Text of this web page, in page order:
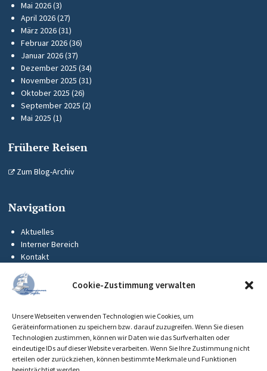
Cookie-Zustimmung verwalten
Unsere Webseiten verwenden Technologien wie Cookies, um
Geräteinformationen zu speichern bzw. darauf zuzugreifen. Wenn Sie diesen
Technologien zustimmen, können wir Daten wie das Surfverhalten oder
eindeutige IDs auf dieser Website verarbeiten. Wenn Sie Ihre Zustimmung nicht
erteilen oder zurückziehen, können bestimmte Merkmale und Funktionen
Mai 2026(3)
April 2026(27)
März 2026(31)
Februar 2026(36)
Januar 2026(37)
Dezember 2025 (34)
November 2025 (31)
Oktober 2025 (26)
September 2025 (2)
Mai 2025 (1)
Frühere Reisen
Zum Blog-Archiv
Navigation
Aktuelles
Interner Bereich
Kontakt
KUS-Flyer
Impressum
Datenschutz
Cookie-Richtlinie (EU)